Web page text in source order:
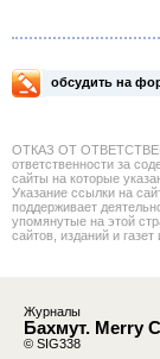
обсудить на
ОТКАЗ ОТ
ответственности за
сайты на которые
Указание ссылки на
поддерживает
упомянутые на этой
сайтов, изданий и
Журналы
Бахмут. Merry
© SIG338